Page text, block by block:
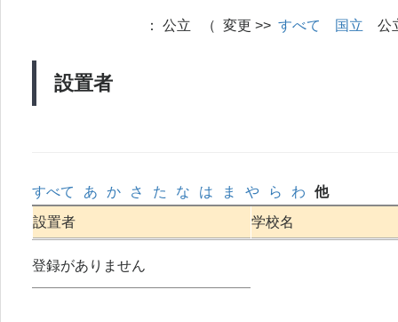
設置者
： 公立 （ 変更 >> すべて 国立
すべて あ か さ た な は ま や ら わ
他
設置者
学校名
登録がありません